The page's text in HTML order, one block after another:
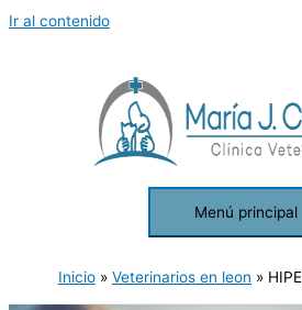
Ir al contenido
Menú principal
Inicio Veterinarios en leon